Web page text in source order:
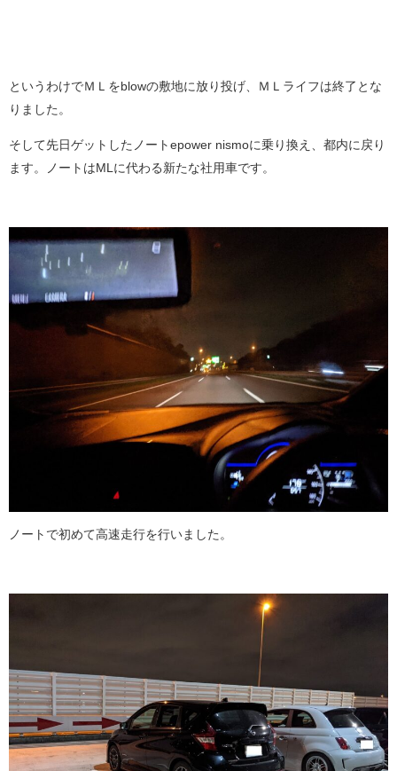
というわけでＭＬをblowの敷地に放り投げ、ＭＬライフは終了とな
りました。
そして先日ゲットしたノートepower nismoに乗り換え、都内に戻り
ます。ノートはMLに代わる新たな社用車です。
ノートで初めて高速走行を行いました。